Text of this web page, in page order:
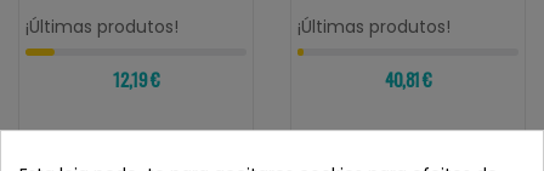
¡Últimas produtos!
12,19 €
¡Últimas produtos!
40,81 €